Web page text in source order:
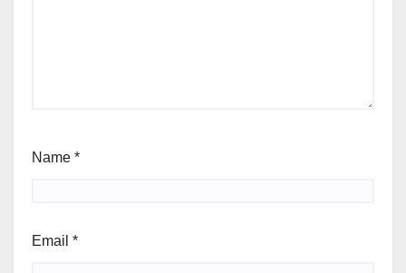
Name *
Email *